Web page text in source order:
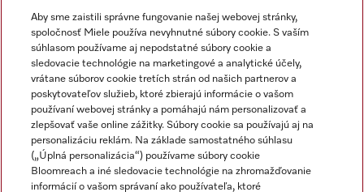
Newsletter
Miele na Instagrame
Miele na YouTube
Aby sme zaistili správne fungovanie našej webovej stránky,
spoločnosť Miele používa nevyhnutné súbory cookie. S vaším
súhlasom používame aj nepodstatné súbory cookie a
sledovacie technológie na marketingové a analytické účely,
vrátane súborov cookie tretích strán od našich partnerov a
poskytovateľov služieb, ktoré zbierajú informácie o vašom
používaní webovej stránky a pomáhajú nám personalizovať a
zlepšovať vaše online zážitky. Súbory cookie sa používajú aj na
personalizáciu reklám. Na základe samostatného súhlasu
(„Úplná personalizácia“) používame súbory cookie
Bloomreach a iné sledovacie technológie na zhromažďovanie
informácií o vašom správaní ako používateľa, ktoré